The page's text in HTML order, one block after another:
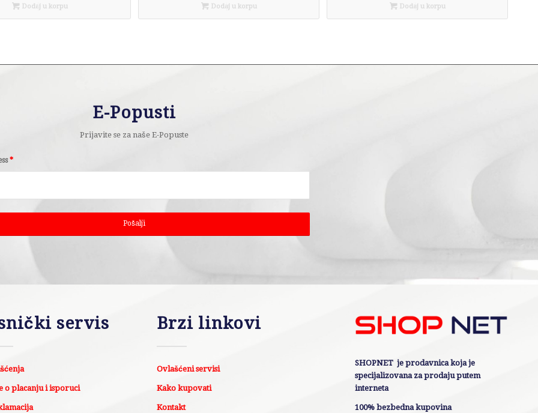
Dodaj u korpu Dodaj u korpu Dodaj u korpu
E-Popusti
Prijavite se za naše E-Popuste
*
servis
o placanju i isporuci
Brzi linkovi
Ovlašćeni servisi
Kako kupovati
Kontakt
SHOPNET je prodavnica koja je
specijalizovana za prodaju putem
interneta
100% bezbedna kupovina